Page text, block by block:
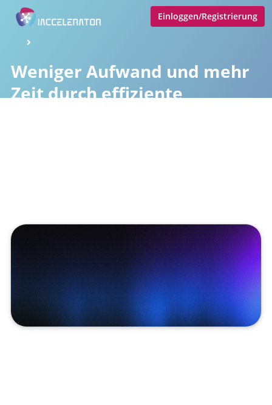
Einloggen/Registrierung
Weniger Aufwand und mehr
Zeit durch effiziente